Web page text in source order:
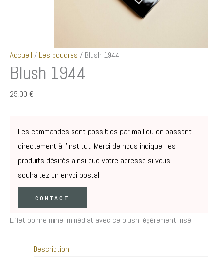
Accueil / Les poudres / Blush 1944
Blush 1944
25,00 €
Les commandes sont possibles par mail ou en passant
directement à l’institut. Merci de nous indiquer les
produits désirés ainsi que votre adresse si vous
souhaitez un envoi postal.
CONTACT
Effet bonne mine immédiat avec ce blush légèrement irisé
Description